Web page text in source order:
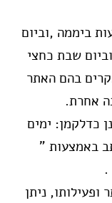
אפשרית בימי חול 24 שעות ביממה ,וביום
שבת כחצי
בהם האתר
אחרת.
כדלקמן: ימים
באמצעות "
.
ניתן